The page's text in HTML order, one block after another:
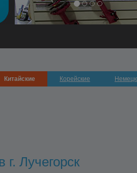
Китайские Корейские
г. Лучегорск